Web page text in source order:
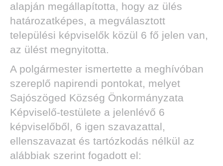
alapján megállapította, hogy az ülés
határozatképes, a megválasztott
települési képviselők közül 6 fő jelen van,
az ülést megnyitotta.
A polgármester ismertette a meghívóban
szereplő napirendi pontokat, melyet
Sajószöged Község Önkormányzata
Képviselő-testülete a jelenlévő 6
képviselőből, 6 igen szavazattal,
ellenszavazat és tartózkodás nélkül az
alábbiak szerint fogadott el: